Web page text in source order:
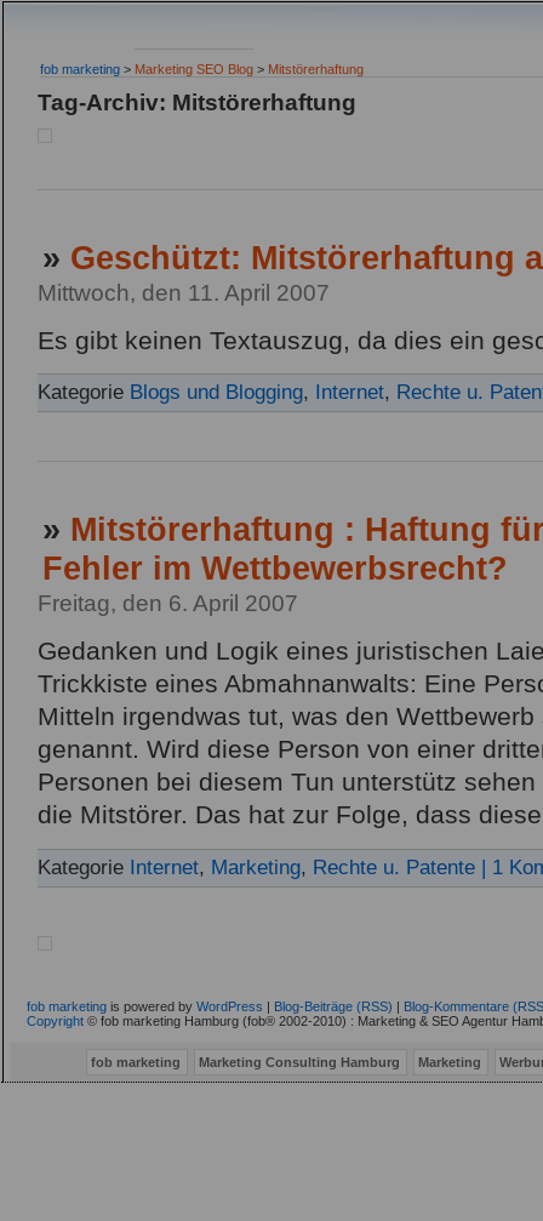
fob marketing > Marketing SEO Blog > Mitstörerhaftung
Tag-Archiv: Mitstörerhaftung
» Geschützt: Mitstörerhaftung
Mittwoch, den 11. April 2007
Es gibt keinen Textauszug, da dies ein
Kategorie Blogs und Blogging, Internet, Rechte u.
» Mitstörerhaftung : Haftung
Fehler im Wettbewerbsrecht?
Freitag, den 6. April 2007
Gedanken und Logik eines juristischen
Trickkiste eines Abmahnanwalts: Eine
Mitteln irgendwas tut, was den Wettbewerb
genannt. Wird diese Person von einer
Personen bei diesem Tun unterstütz
die Mitstörer. Das hat zur Folge, dass
Kategorie Internet, Marketing, Rechte u. Patente | 1
fob marketing is powered by WordPress | Blog-Beiträge (RSS) | Blog-Kommentare
Copyright © fob marketing Hamburg (fob® 2002-2010) : Marketing & SEO Agentur
fob marketing Marketing Consulting Hamburg Marketing